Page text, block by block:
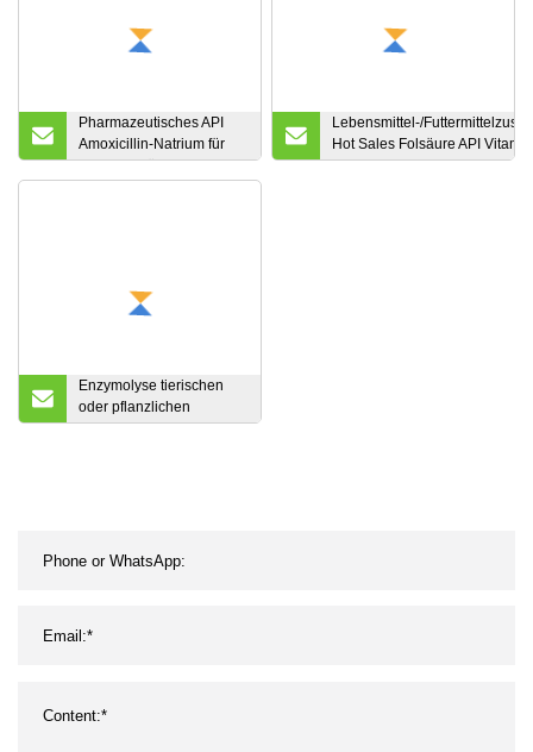
Pharmazeutisches API
Amoxicillin-Natrium für
die Veterinärmedizin
Lebensmittel-/
Hot Sales Folsäure API
Vitamin C Vitamin E Vitamin D
Enzymolyse tierischen
oder pflanzlichen
Ursprungs 40 %